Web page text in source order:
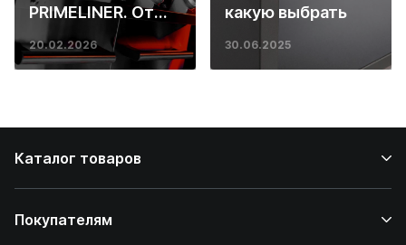
PRIMELINER. От
основ инженерии
до ресторанных
20.02.2026
какую выбрать
30.06.2025
Каталог товаров
Покупателям